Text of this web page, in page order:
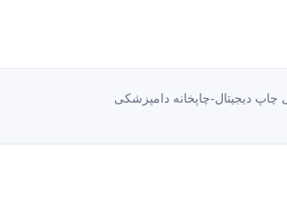
دیجیتال-چاپخانه دامپزشکی